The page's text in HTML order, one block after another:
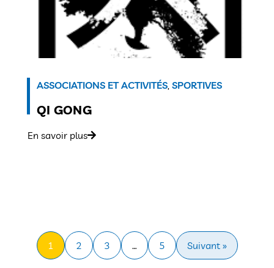
ASSOCIATIONS ET ACTIVITÉS SPORTIVES
QI GONG
En savoir plus
1 2 3 … 5 Suivant »